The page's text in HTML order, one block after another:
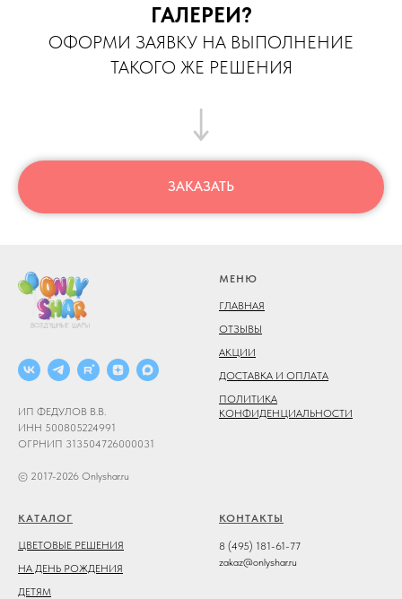
ГАЛЕРЕИ?
ОФОРМИ ЗАЯВКУ НА ВЫПОЛНЕНИЕ
ТАКОГО ЖЕ РЕШЕНИЯ
ЗАКАЗАТЬ
ИП ФЕДУЛОВ В.В.
ИНН 500805224991
ОГРНИП 313504726000031
© 2017-2026 Onlyshar.ru
МЕНЮ
ГЛАВНАЯ
ОТЗЫВЫ
АКЦИИ
ДОСТАВКА И ОПЛАТА
ПОЛИТИКА
КОНФИДЕНЦИАЛЬНОСТИ
КАТАЛОГ
ЦВЕТОВЫЕ РЕШЕНИЯ
НА ДЕНЬ РОЖДЕНИЯ
ДЕТЯМ
КОНТАКТЫ
8 (495) 181-61-77
zakaz@onlyshar.ru